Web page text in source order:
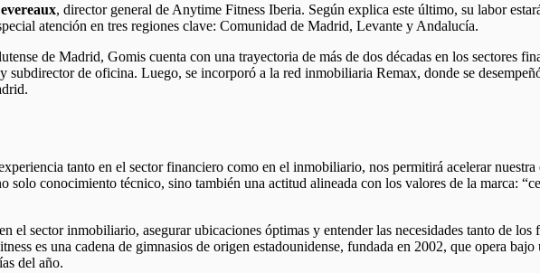
, director general de Anytime Fitness Iberia. Según explica este último, su labor
atención en tres regiones clave: Comunidad de Madrid, Levante y Andalucía.
de Madrid, Gomis cuenta con una trayectoria de más de dos décadas en los sectores
subdirector de oficina. Luego, se incorporó a la red inmobiliaria Remax, donde se
tanto en el sector financiero como en el inmobiliario, nos permitirá acelerar
solo conocimiento técnico, sino también una actitud alineada con los valores de la marca:
el sector inmobiliario, asegurar ubicaciones óptimas y entender las necesidades tanto de
es una cadena de gimnasios de origen estadounidense, fundada en 2002, que opera
del año.